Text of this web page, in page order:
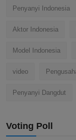
Penyanyi Indonesia
Aktor Indonesia
Model Indonesia
video
Penyanyi Dangdut
Voting Poll